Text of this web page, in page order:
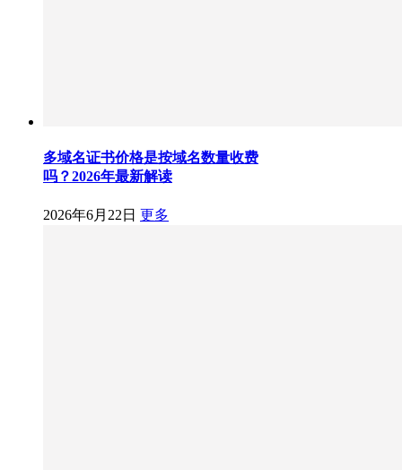
多域名证书价格是按域名数量收费
吗？2026年最新解读
2026年6月22日 更多